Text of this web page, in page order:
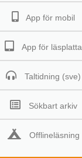
App för mobil
App för läsplatta
Taltidning (sve)
Sökbart arkiv
Offlineläsning